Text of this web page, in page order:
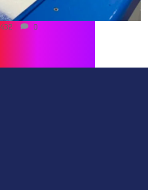
432 0